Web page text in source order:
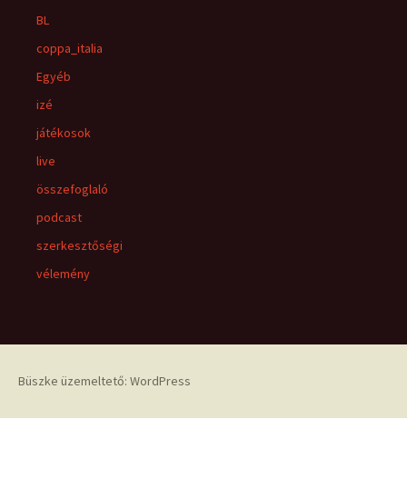
BL
coppa_italia
Egyéb
izé
játékosok
live
összefoglaló
podcast
szerkesztőségi
vélemény
Büszke üzemeltető: WordPress